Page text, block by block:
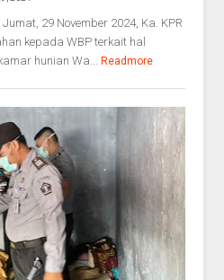
29 November 2024, Ka. KPR
kepada WBP terkait hal
hunian Wa... Readmore